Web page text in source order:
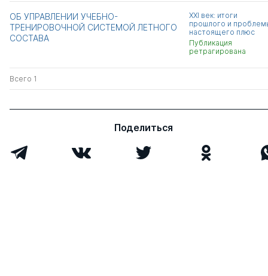
ОБ УПРАВЛЕНИИ УЧЕБНО-
ТРЕНИРОВОЧНОЙ СИСТЕМОЙ ЛЕТНОГО
СОСТАВА
XXI век: итоги
прошлого и
настоящего плюс
Публикация
ретрагирована
Всего 1
Поделиться